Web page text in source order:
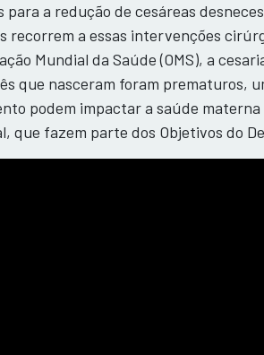
para a redução de cesáreas
recorrem a essas intervenções
Mundial da Saúde (OMS), a
que nasceram foram prematuros,
podem impactar a saúde
que fazem parte dos Objetivos do